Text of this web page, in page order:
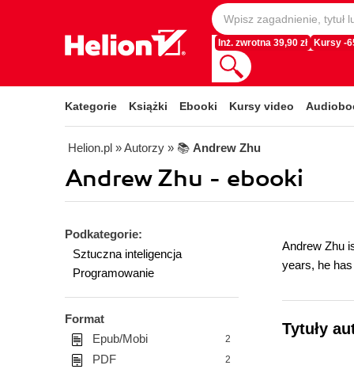
Inż. zwrotna 39,90 zł Kursy -
Kategorie Książki Ebooki Kursy video
Helion.pl » Autorzy » 📚 Andrew Zhu
Andrew Zhu - ebooki
Podkategorie:
Sztuczna inteligencja
Programowanie
Format
Epub/Mobi
2
PDF 2
Andrew Zhu
years, he
Tytuły